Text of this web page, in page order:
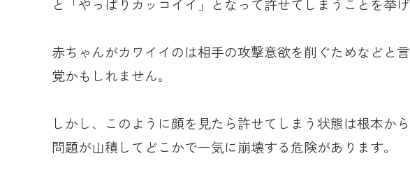
赤ちゃんがカワイイのは相手の攻撃意欲を削ぐためなどと
覚かもしれません。
しかし、このように顔を見たら許せてしまう状態は根本か
問題が山積してどこかで一気に崩壊する危険があります。